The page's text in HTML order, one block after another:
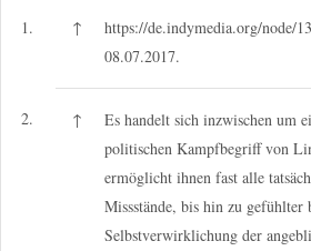
1. ↑
https://de.indymedia.org/node/
08.07.2017.
2. ↑
Es handelt sich inzwischen um
politischen Kampfbegriff von
ermöglicht ihnen fast alle
Missstände, bis hin zu gefühlter
Selbstverwirklichung der